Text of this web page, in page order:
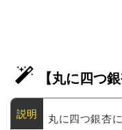
【丸に四つ
丸に四つ銀杏